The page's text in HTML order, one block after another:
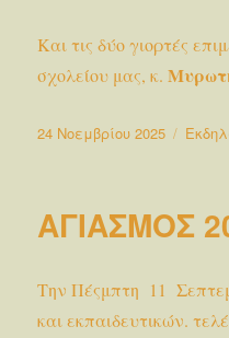
Και τις δύο γιορτές
σχολείου μας, κ.
Δημοσιεύτηκε
24 Νοεμβρίου 2025
ΑΓΙΑΣΜΟΣ
Την Πέςμπτη 11
και εκπαιδευτικών.